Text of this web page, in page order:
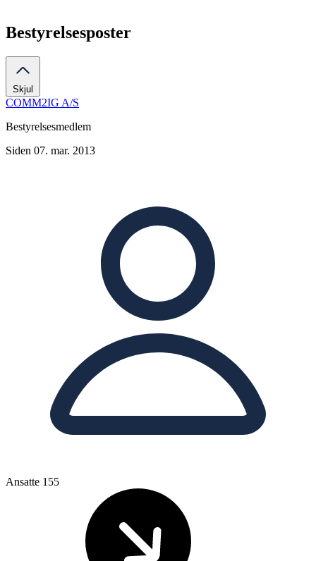
Bestyrelsesposter
Skjul
COMM2IG A/S
Bestyrelsesmedlem
Siden 07. mar. 2013
Ansatte 155